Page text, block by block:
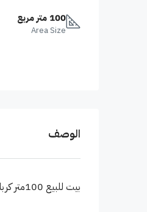
100 متر مربع
Area Size
الوصف
بيت للبيع 100متر كربلاء الشبانات البزل الاول قريب على قنطرة السلام ماء مجاري تبليط٬ عقد ١١٧ زراعي